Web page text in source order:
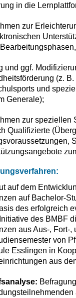
in die
zur
und ggf.
(z.
und
Generale);
zur speziellen
Qualifizierte
auf dem
auf Bachelor-
des erfolgreich
des BMBF
aus Aus-, Fort-
von
Esslingen in
aus